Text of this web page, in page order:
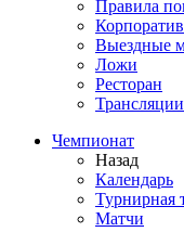
Правила
Выездные
Ложи
Ресторан
Чемпионат
Назад
Календарь
Турнирная
Матчи